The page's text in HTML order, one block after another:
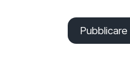
Pubblicare